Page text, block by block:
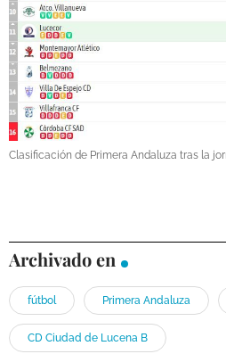
Clasificación de Primera Andaluza tras la
Archivado en
fútbol Primera Andaluza
CD Ciudad de Lucena B